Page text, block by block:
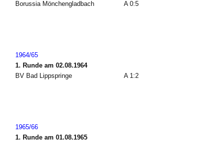
Borussia Mönchengladbach A 0:5
1964/65
1. Runde am 02.08.1964
BV Bad Lippspringe
A 1:2
1965/66
1. Runde am 01.08.1965